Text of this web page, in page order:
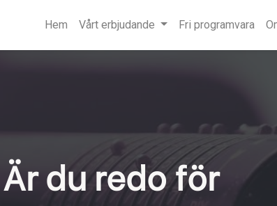
Hem Vårt erbjudande Fri programvara
Är du redo för